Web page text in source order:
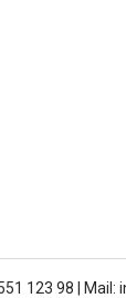
123 98 Mail: